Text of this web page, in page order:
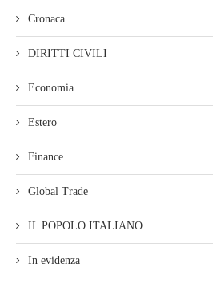
Cronaca
DIRITTI CIVILI
Economia
Estero
Finance
Global Trade
IL POPOLO ITALIANO
In evidenza